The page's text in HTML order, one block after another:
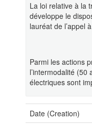
La loi relative à la
développe le
lauréat de l’appel
Parmi les actions
l’intermodalité
électriques sont
Date (Creation)